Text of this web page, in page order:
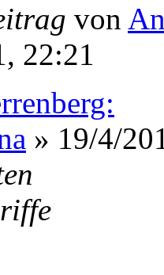
von
22:21
» 19/4/